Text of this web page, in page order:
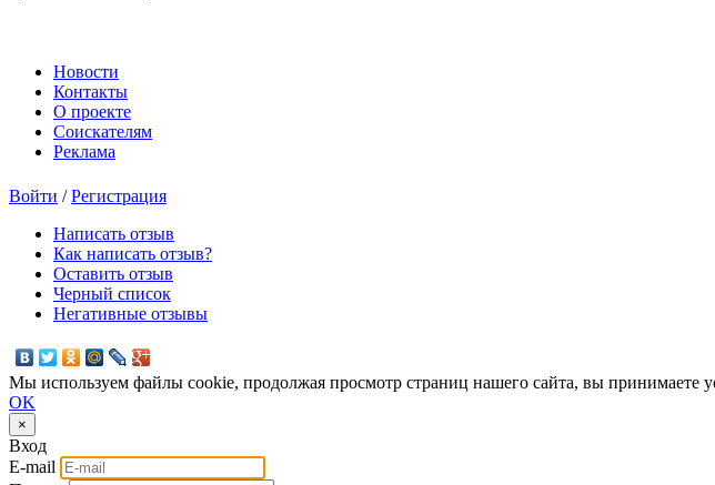
Новости
Контакты
О проекте
Соискателям
Реклама
Войти /Регистрация
Написать отзыв
Как написать отзыв?
Оставить отзыв
Черный список
Негативные отзывы
Мы используем файлы cookie, продолжая просмотр страниц нашего сайта, вы принимаете
OK
×
Вход
E-mail